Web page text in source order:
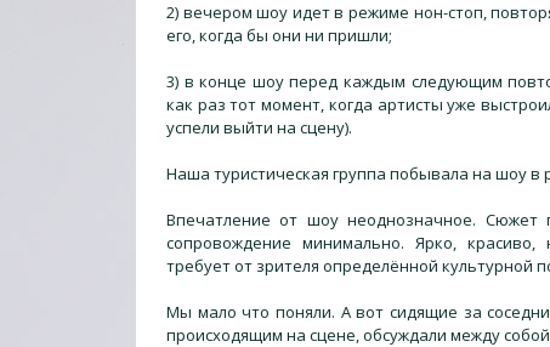
2) вечером шоу идет в режиме нон-стоп,
его, когда бы они ни пришли;
3) в конце шоу перед каждым следующим
как раз тот момент, когда артисты уже
успели выйти на сцену).
Наша туристическая группа побывала на шоу в
Впечатление от шоу неоднозначное. Сюжет
сопровождение минимально. Ярко,
требует от зрителя определённой культурной
Мы мало что поняли. А вот сидящие за
происходящим на сцене, обсуждали между